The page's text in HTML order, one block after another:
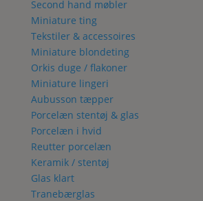
Second hand møbler
Miniature ting
Tekstiler & accessoires
Miniature blondeting
Orkis duge / flakoner
Miniature lingeri
Aubusson tæpper
Porcelæn stentøj & glas
Porcelæn i hvid
Reutter porcelæn
Keramik / stentøj
Glas klart
Tranebærglas